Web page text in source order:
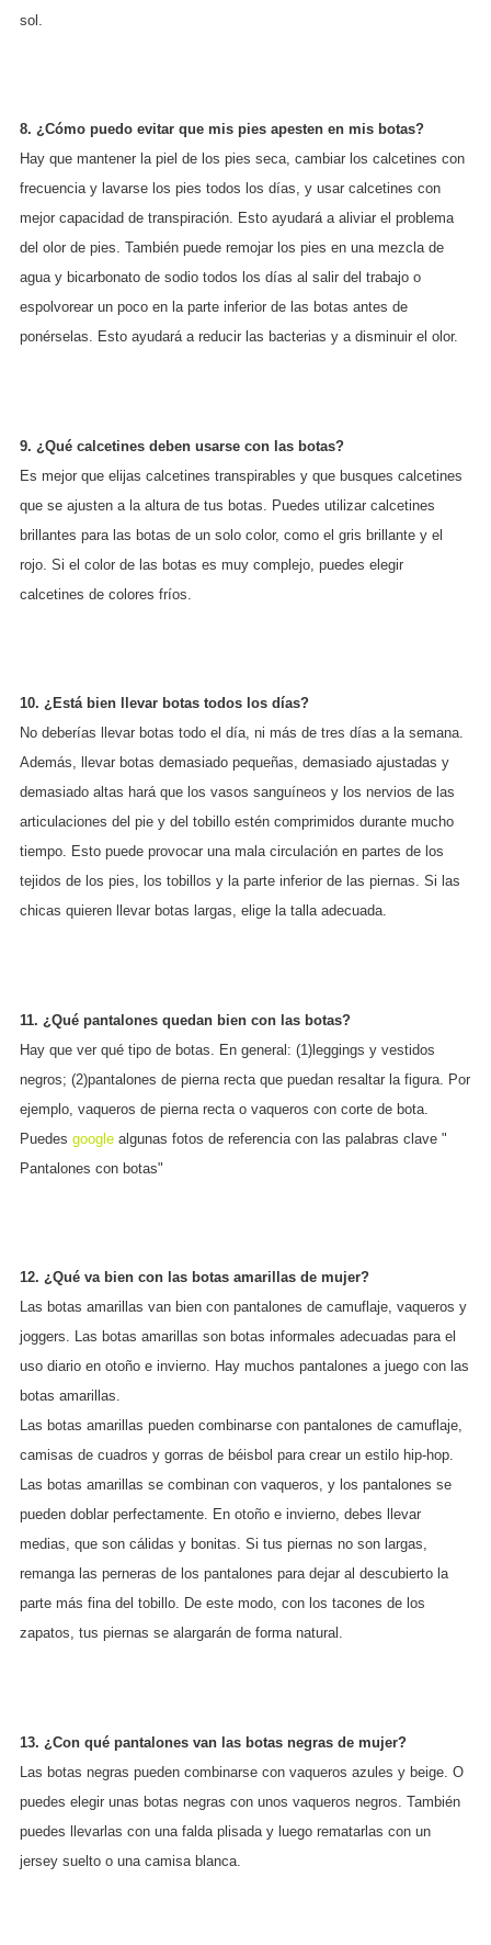
sol.
8. ¿Cómo puedo evitar que mis pies apesten en mis botas?
Hay que mantener la piel de los pies seca, cambiar los calcetines con
frecuencia y lavarse los pies todos los días, y usar calcetines con
mejor capacidad de transpiración. Esto ayudará a aliviar el problema
del olor de pies. También puede remojar los pies en una mezcla de
agua y bicarbonato de sodio todos los días al salir del trabajo o
espolvorear un poco en la parte inferior de las botas antes de
ponérselas. Esto ayudará a reducir las bacterias y a disminuir el olor.
9. ¿Qué calcetines deben usarse con las botas?
Es mejor que elijas calcetines transpirables y que busques calcetines
que se ajusten a la altura de tus botas. Puedes utilizar calcetines
brillantes para las botas de un solo color, como el gris brillante y el
rojo. Si el color de las botas es muy complejo, puedes elegir
calcetines de colores fríos.
10. ¿Está bien llevar botas todos los días?
No deberías llevar botas todo el día, ni más de tres días a la semana.
Además, llevar botas demasiado pequeñas, demasiado ajustadas y
demasiado altas hará que los vasos sanguíneos y los nervios de las
articulaciones del pie y del tobillo estén comprimidos durante mucho
tiempo. Esto puede provocar una mala circulación en partes de los
tejidos de los pies, los tobillos y la parte inferior de las piernas. Si las
chicas quieren llevar botas largas, elige la talla adecuada.
11. ¿Qué pantalones quedan bien con las botas?
Hay que ver qué tipo de botas. En general: (1)leggings y vestidos
negros; (2)pantalones de pierna recta que puedan resaltar la figura. Por
ejemplo, vaqueros de pierna recta o vaqueros con corte de bota.
Puedes google algunas fotos de referencia con las palabras clave "
Pantalones con botas"
12. ¿Qué va bien con las botas amarillas de mujer?
Las botas amarillas van bien con pantalones de camuflaje, vaqueros y
joggers. Las botas amarillas son botas informales adecuadas para el
uso diario en otoño e invierno. Hay muchos pantalones a juego con las
botas amarillas.
Las botas amarillas pueden combinarse con pantalones de camuflaje,
camisas de cuadros y gorras de béisbol para crear un estilo hip-hop.
Las botas amarillas se combinan con vaqueros, y los pantalones se
pueden doblar perfectamente. En otoño e invierno, debes llevar
medias, que son cálidas y bonitas. Si tus piernas no son largas,
remanga las perneras de los pantalones para dejar al descubierto la
parte más fina del tobillo. De este modo, con los tacones de los
zapatos, tus piernas se alargarán de forma natural.
13. ¿Con qué pantalones van las botas negras de mujer?
Las botas negras pueden combinarse con vaqueros azules y beige. O
puedes elegir unas botas negras con unos vaqueros negros. También
puedes llevarlas con una falda plisada y luego rematarlas con un
jersey suelto o una camisa blanca.